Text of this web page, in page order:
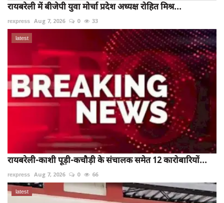
रायबरेली में बीजेपी युवा मोर्चा प्रदेश अध्यक्ष रोहित मिश्र...
rexpress Aug 7, 2026 0 33
latest
रायबरेली-काशी पूड़ी-कचौड़ी के संचालक समेत 12 कारोबारियों...
rexpress Aug 7, 2026 0 66
latest